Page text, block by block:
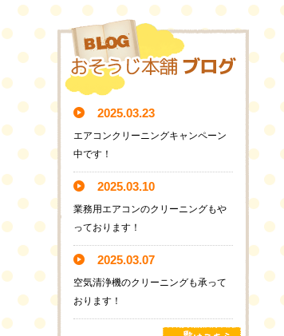
2025.03.23
エアコンクリーニングキャンペーン
中です！
2025.03.10
業務用エアコンのクリーニングもや
っております！
2025.03.07
空気清浄機のクリーニングも承って
おります！